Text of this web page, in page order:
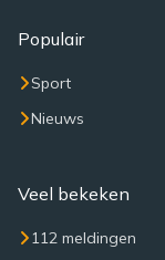
Populair
Sport
Nieuws
Veel bekeken
112 meldingen